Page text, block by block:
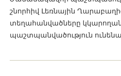
շնորհիվ Լեռնային
տեղահանվածները
պաշտպանվածություն